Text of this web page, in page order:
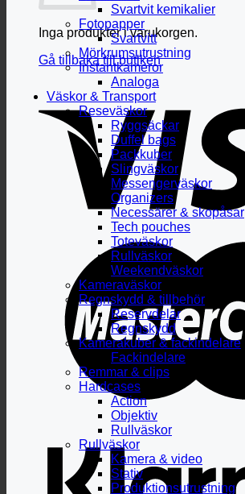
Inga produkter i varukorgen.
Gå tillbaka till butiken
Svartvit kemikalier
Fotopapper
Svartvitt
Mörkrumsutrustning
Instantkameror
Analoga
Väskor & Transport
Reseväskor
Ryggsäckar
Duffel bags
Packkuber
Slingväskor
Messengerväskor
Organizers
Necessärer & skopåsar
Tech pouches
Toteväskor
Rullväskor
Weekendväskor
Kameraväskor
Regnskydd & tillbehör
Reservdelar
Regnskydd
Kamerakuber & fackindelare
Fackindelare
Remmar & clips
Hardcases
Action
Objektiv
Rullväskor
Rullväskor
Kamera & video
Stativ
Produktionsutrustning